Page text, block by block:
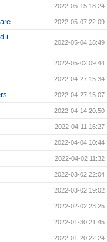
2022-05-15 18:24
2022-05-07 22:09
i
2022-05-04 18:49
2022-05-02 09:44
2022-04-27 15:34
2022-04-27 15:07
2022-04-14 20:50
2022-04-11 16:27
2022-04-04 10:44
2022-04-02 11:32
2022-03-02 22:04
2022-03-02 19:02
2022-02-02 23:25
2022-01-30 21:45
2022-01-20 22:24